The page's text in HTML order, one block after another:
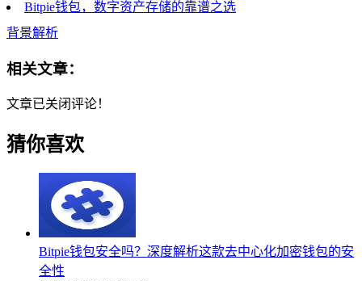
Bitpie钱包，数字资产存储的靠谱之选
背景解析
相关文章：
文章已关闭评论！
猜你喜欢
Bitpie钱包安全吗？深度解析这款去中心化加密钱包的安
全性